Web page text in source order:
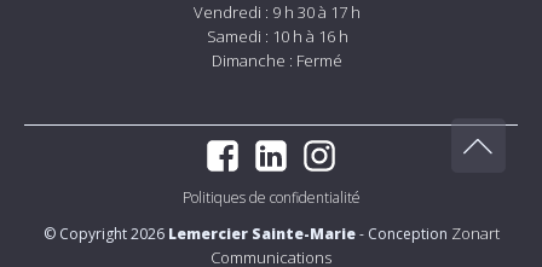
Vendredi : 9 h 30 à 17 h
Samedi : 10 h à 16 h
Dimanche : Fermé
© Copyright 2026 Lemercier Sainte-Marie- Conception Zonart
Communications
Politiques de confidentialité